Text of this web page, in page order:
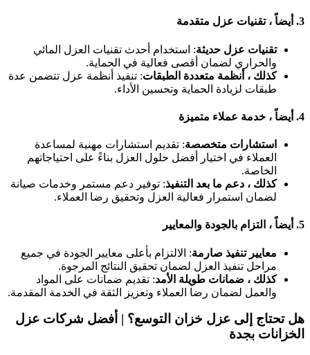
3. أيضاً ، تقنيات عزل متقدمة
تقنيات عزل حديثة: استخدام أحدث تقنيات العزل المائي
والحراري لضمان أقصى فعالية في الحماية.
كذلك ، أنظمة متعددة الطبقات: تنفيذ أنظمة عزل تتضمن عدة
طبقات لزيادة الحماية وتحسين الأداء.
4. أيضاً ، خدمة عملاء متميزة
استشارات متخصصة: تقديم استشارات مهنية لمساعدة
العملاء في اختيار أفضل حلول العزل بناءً على احتياجاتهم
الخاصة.
كذلك ، دعم ما بعد التنفيذ: توفير دعم مستمر وخدمات صيانة
لضمان استمرار فعالية العزل وتحقيق رضا العملاء.
5. أيضاً ، التزام بالجودة والمعايير
معايير تنفيذ صارمة: الالتزام بأعلى معايير الجودة في جميع
مراحل تنفيذ العزل لضمان تحقيق النتائج المرجوة.
كذلك ، ضمانات طويلة الأمد: تقديم ضمانات على المواد
والعمل لضمان رضا العملاء وتعزيز الثقة في الخدمة المقدمة.
هل تحتاج إلى عزل خزان التوسع؟ | أفضل شركات عزل
الخزانات بجدة